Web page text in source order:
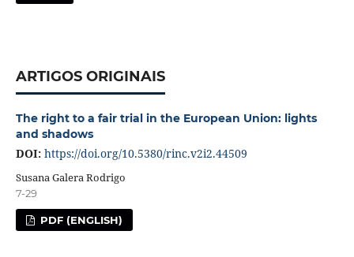
ARTIGOS ORIGINAIS
The right to a fair trial in the European Union: lights
and shadows
DOI: https://doi.org/10.5380/rinc.v2i2.44509
Susana Galera Rodrigo
7-29
PDF (ENGLISH)